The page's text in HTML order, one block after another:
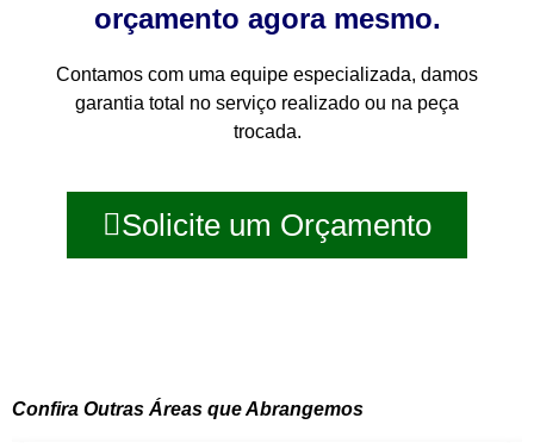
orçamento agora mesmo.
Contamos com uma equipe especializada, damos
garantia total no serviço realizado ou na peça
trocada.
Solicite um Orçamento
Confira Outras Áreas que Abrangemos